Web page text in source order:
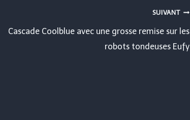
SUIVANT
Cascade Coolblue avec une grosse remise sur les
robots tondeuses Eufy